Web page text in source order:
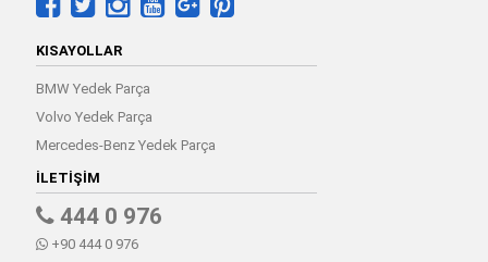
KISAYOLLAR
BMW Yedek Parça
Volvo Yedek Parça
Mercedes-Benz Yedek Parça
İLETIŞIM
444 0 976
+90 444 0 976